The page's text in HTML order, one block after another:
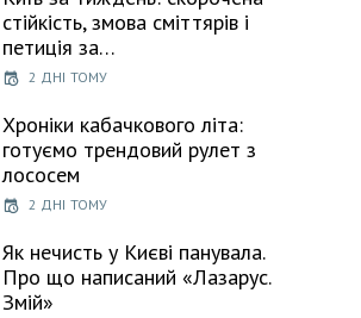
стійкість, змова сміттярів і
петиція за…
2 ДНІ ТОМУ
Хроніки кабачкового літа:
готуємо трендовий рулет з
лососем
2 ДНІ ТОМУ
Як нечисть у Києві панувала.
Про що написаний «Лазарус.
Змій»